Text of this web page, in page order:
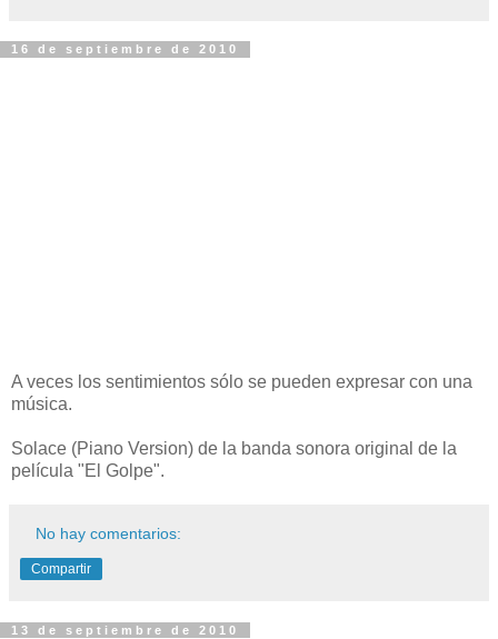
16 de septiembre de 2010
A veces los sentimientos sólo se pueden expresar con una
música.
Solace (Piano Version) de la banda sonora original de la
película "El Golpe".
No hay comentarios:
Compartir
13 de septiembre de 2010